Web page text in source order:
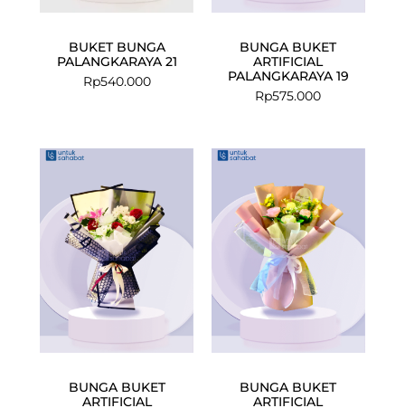
BUKET BUNGA
PALANGKARAYA 21
Rp540.000
BUNGA BUKET
ARTIFICIAL
PALANGKARAYA 19
Rp575.000
BUNGA BUKET
ARTIFICIAL
BUNGA BUKET
ARTIFICIAL
Rp499.000.
is:
Rp377.000.